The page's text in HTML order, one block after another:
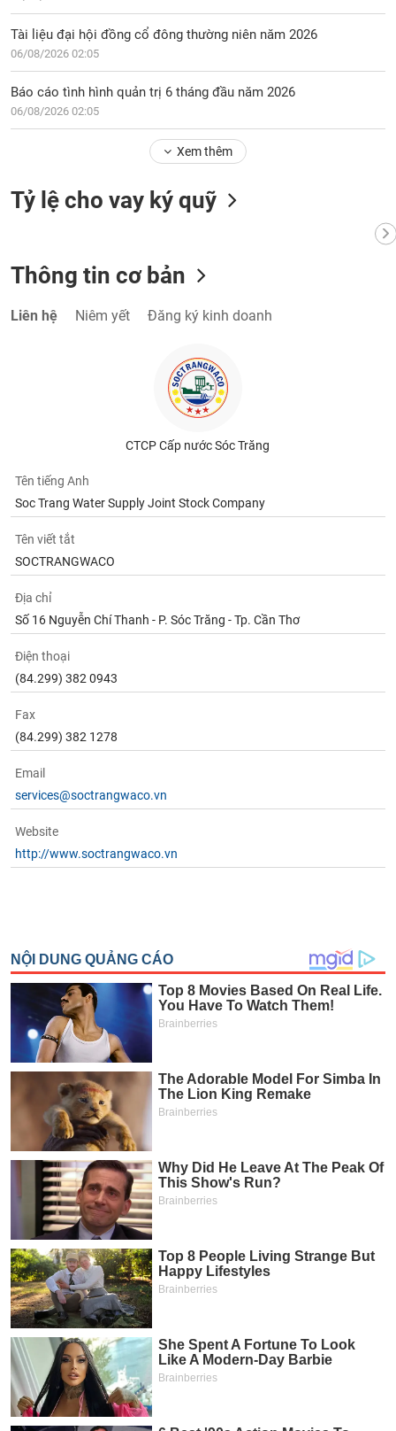
Tài liệu đại hội đồng cổ đông thường niên năm 2026
06/08/2026 02:05
Báo cáo tình hình quản trị 6 tháng đầu năm 2026
06/08/2026 02:05
Xem thêm
Tỷ lệ cho vay ký quỹ
Thông tin cơ bản
Liên hệ Niêm yết Đăng ký kinh doanh
CTCP Cấp nước Sóc Trăng
Tên tiếng Anh
Soc Trang Water Supply Joint Stock Company
Tên viết tắt
SOCTRANGWACO
Địa chỉ
Số 16 Nguyễn Chí Thanh - P. Sóc Trăng - Tp. Cần Thơ
Điện thoại
(84.299) 382 0943
Fax
(84.299) 382 1278
Email
services@soctrangwaco.vn
Website
http://www.soctrangwaco.vn